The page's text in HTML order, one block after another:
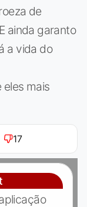
de
ainda garanto
a vida do
mais
17